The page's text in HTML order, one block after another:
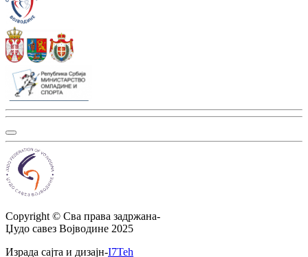
Copyright © Сва права задржана-
Џудо савез Војводине 2025
Израда сајта и дизајн-I7Teh